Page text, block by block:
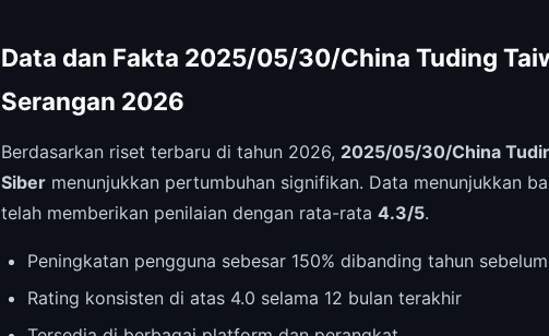
Data dan Fakta 2025/05/30/China Tuding
Serangan 2026
Berdasarkan riset terbaru di tahun 2026, 2025/05/30/China
Siber menunjukkan pertumbuhan signifikan. Data menunjukkan
telah memberikan penilaian dengan rata-rata 4.3/5.
Peningkatan pengguna sebesar 150% dibanding tahun
Rating konsisten di atas 4.0 selama 12 bulan terakhir